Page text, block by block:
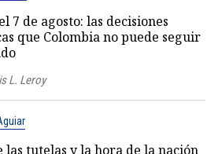
7 de agosto: las decisiones
que Colombia no puede seguir
L. Leroy
las tutelas y la hora de la nación